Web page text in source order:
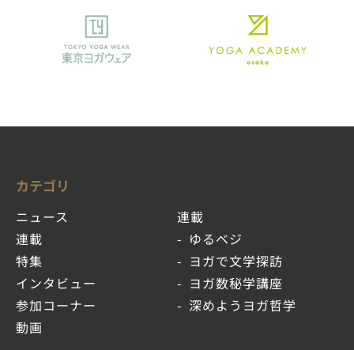
カテゴリ
ニュース
連載
特集
インタビュー
参加コーナー
動画
連載
ゆるベジ
ヨガで文学探訪
ヨガ数秘学講座
深めようヨガ哲学